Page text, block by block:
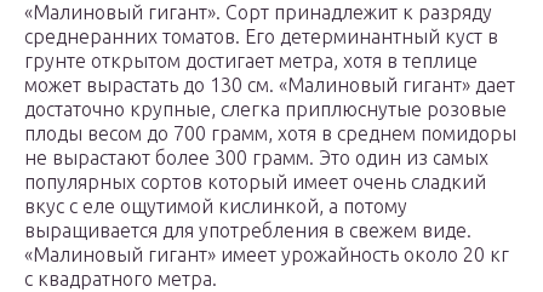
«Малиновый гигант». Сорт принадлежит к разряду
среднеранних томатов. Его детерминантный куст в
грунте открытом достигает метра, хотя в теплице
может вырастать до 130 см. «Малиновый гигант» дает
достаточно крупные, слегка приплюснутые розовые
плоды весом до 700 грамм, хотя в среднем помидоры
не вырастают более 300 грамм. Это один из самых
популярных сортов который имеет очень сладкий
вкус с еле ощутимой кислинкой, а потому
выращивается для употребления в свежем виде.
«Малиновый гигант» имеет урожайность около 20 кг
с квадратного метра.